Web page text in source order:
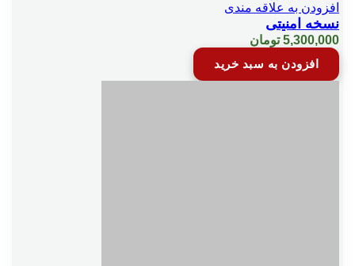
افزودن به علاقه مندی
نسخه امنیتی
5,300,000 تومان
افزودن به سبد خرید